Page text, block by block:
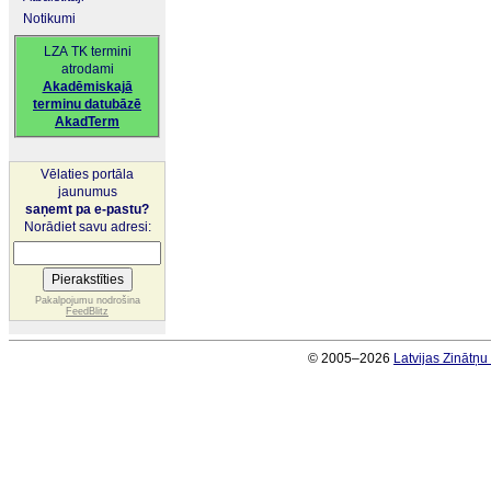
Notikumi
LZA TK termini
atrodami
Akadēmiskajā
terminu datubāzē
AkadTerm
Vēlaties portāla
jaunumus
saņemt pa e-pastu?
Norādiet savu adresi:
Pakalpojumu nodrošina
FeedBlitz
© 2005–2026 Latvijas